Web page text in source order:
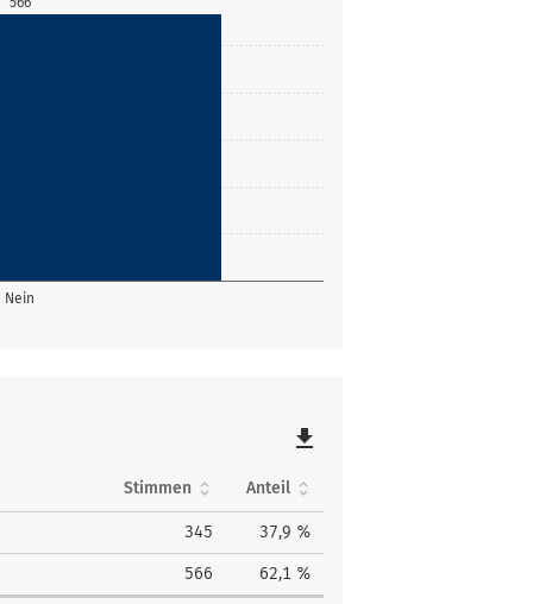
Nein
file_download
Stimmen Anteil
345 37,9 %
566 62,1 %